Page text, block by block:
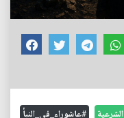
الشرعية #عاشوراء_في_النبأ